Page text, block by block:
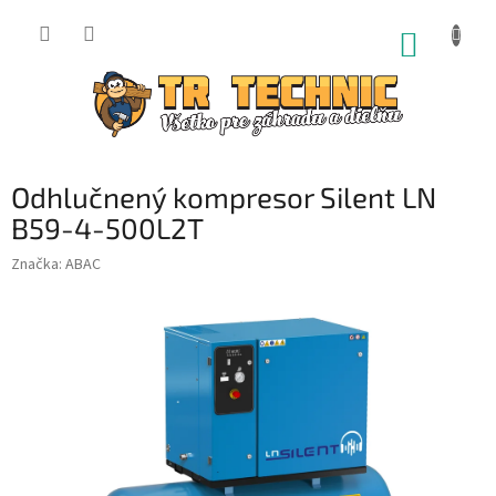
Odhlučnený kompresor Silent LN
B59-4-500L2T
Značka: ABAC